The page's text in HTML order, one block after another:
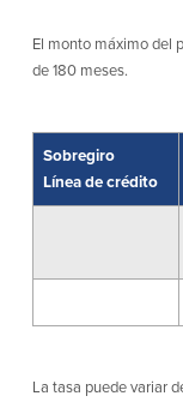
Buscar
English
Português
El monto máximo del
de 180 meses.
Sobregiro
Línea de crédito
La tasa puede variar